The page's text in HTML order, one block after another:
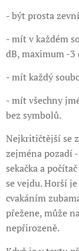
- být prosta
- mít v každém
dB, maximum -3
- mít každý
- mít všechny
bez symbolů.
Nejkritičtější se
zejména pozadí
sekačka a
se vejdu. Horší
cvakáním
přežene, může
nepřirozeně.